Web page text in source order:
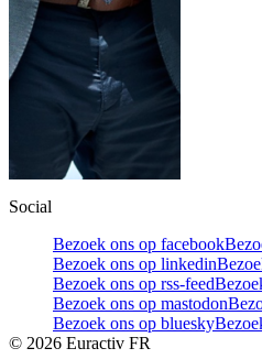
Social
Bezoek ons op facebook
Bezoek ons op linkedin
Bezoek ons op rss-feed
Bezoek ons op mastodon
Bezoek ons op bluesky
© 2026 Euractiv FR